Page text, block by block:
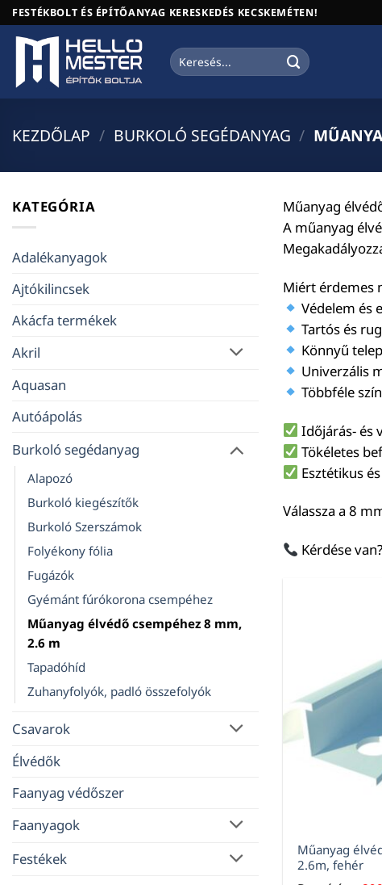
Skip
to
content
FESTÉKBOLT ÉS ÉPÍTŐANYAG KERESKEDÉS KECSKEMÉTEN!
Keresés
a
KEZDŐLAP / BURKOLÓ SEGÉDANYAG /
KATEGÓRIA
Adalékanyagok
Ajtókilincsek
Akácfa termékek
Akril
Aquasan
Autóápolás
Burkoló segédanyag
Alapozó
Burkoló kiegészítők
Burkoló Szerszámok
Folyékony fólia
Fugázók
Gyémánt fúrókorona csempéhez
Műanyag élvédő csempéhez 8 mm,
2.6 m
Tapadóhíd
Zuhanyfolyók, padló összefolyók
Csavarok
Élvédők
Faanyag védőszer
Faanyagok
Festékek
Műanyag
A műanyag
Miért érdemes
Védelem és
Tartós és
Könnyű
Univerzális
Többféle
Időjárás- és
Tökéletes
Esztétikus
Válassza a 8
Kérdése
Műanyag
2.6m, fehér